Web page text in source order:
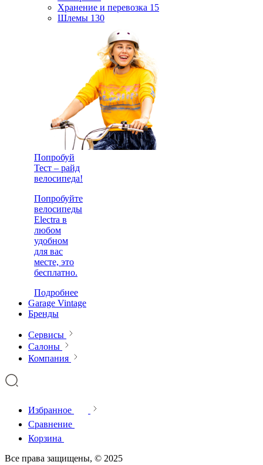
Хранение и перевозка 15
Шлемы 130
Попробуй
Тест – райд
велосипеда!
Попробуйте
велосипеды
Electra в
любом
удобном
для вас
месте, это
бесплатно.
Подробнее
Garage Vintage
Бренды
Сервисы
Салоны
Компания
Избранное
Сравнение
Корзина
Все права защищены, © 2025